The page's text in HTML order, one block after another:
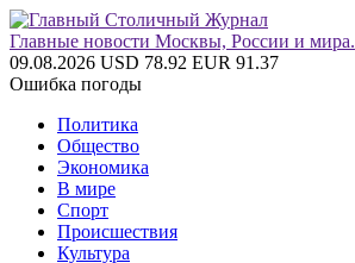
Главные новости Москвы, России и мира.
09.08.2026 USD 78.92 EUR 91.37
Ошибка погоды
Политика
Общество
Экономика
В мире
Спорт
Происшествия
Культура